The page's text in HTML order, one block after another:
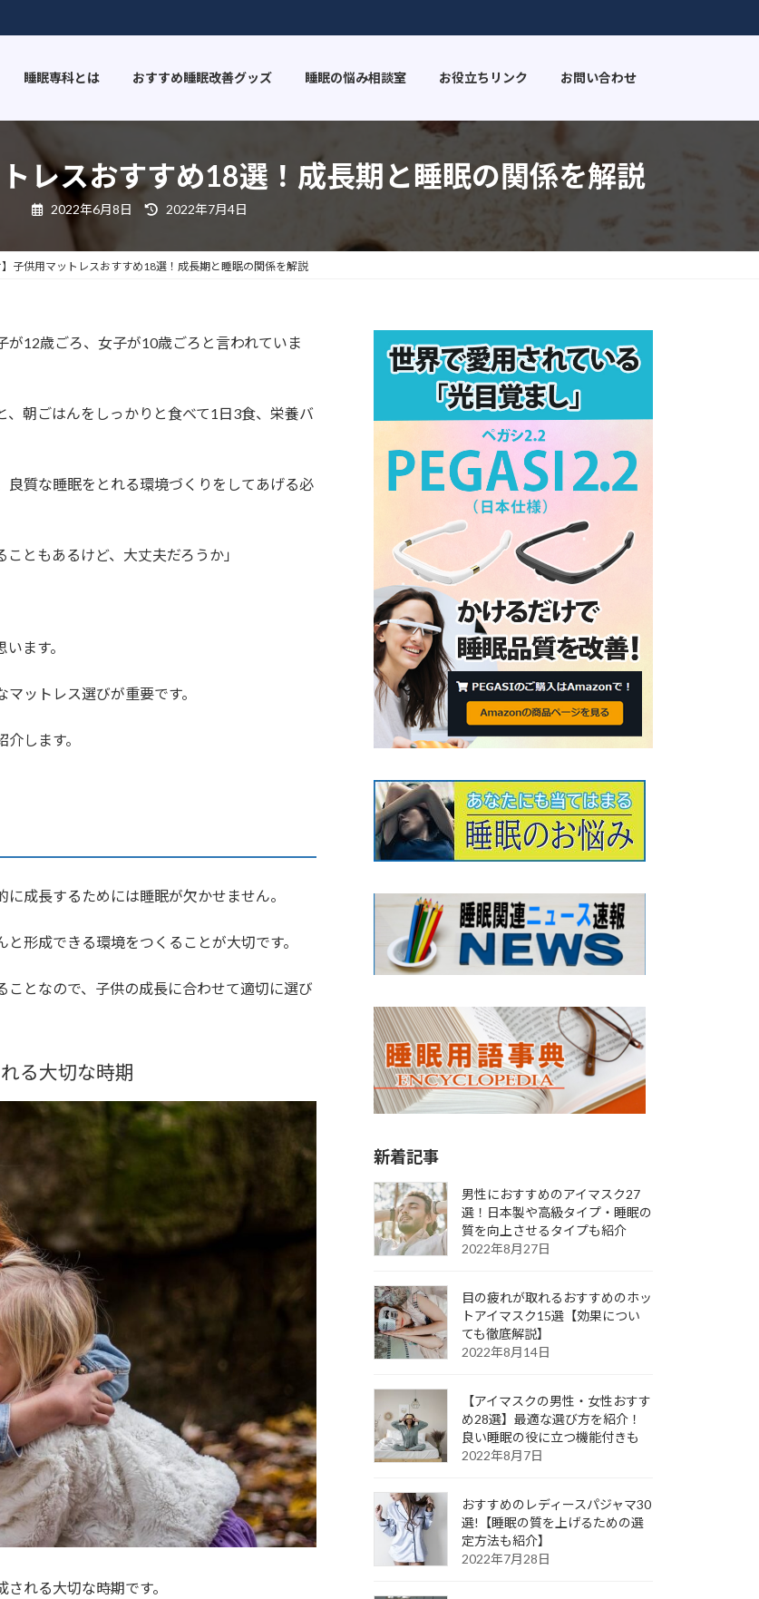
睡眠専科とは おすすめ睡眠改善グッズ 睡眠の悩み相談室 お役立ちリンク お問い合わせ
レスおすすめ18選！成長期と睡眠の関係を解説
2022年6月8日
最
日
時
2022年7月4日
】子供用マットレスおすすめ18選！成長期と睡眠の関係を解説
12歳ごろ、女子が10歳ごろと言われていま
朝ごはんをしっかりと食べて1日3食、栄養バ
質な睡眠をとれる環境づくりをしてあげる必
ともあるけど、大丈夫だろうか」
ます。
ットレス選びが重要です。
します。
成長するためには睡眠が欠かせません。
形成できる環境をつくることが大切です。
となので、子供の成長に合わせて適切に選び
る大切な時期
れる大切な時期です。
新着記事
男性におすすめのアイマスク27
選！日本製や高級タイプ・睡眠の
質を向上させるタイプも紹介
2022年8月27日
目の疲れが取れるおすすめのホッ
トアイマスク15選【効果につい
ても徹底解説】
2022年8月14日
【アイマスクの男性・女性おすす
め28選】最適な選び方を紹介！
良い睡眠の役に立つ機能付きも
2022年8月7日
おすすめのレディースパジャマ30
選!【睡眠の質を上げるための選
定方法も紹介】
2022年7月28日